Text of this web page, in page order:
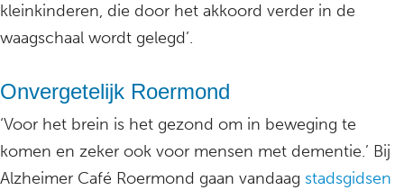
kleinkinderen, die door het akkoord verder in de
waagschaal wordt gelegd’.
Onvergetelijk Roermond
‘Voor het brein is het gezond om in beweging te
komen en zeker ook voor mensen met dementie.’ Bij
Alzheimer Café Roermond gaan vandaag stadsgidsen